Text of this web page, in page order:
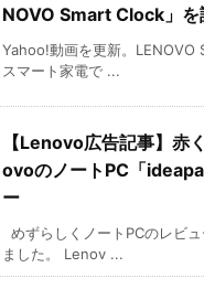
NOVO Smart Clock」を
Yahoo!動画を更新。LENOVO
スマート家電で ...
【Lenovo広告記事】赤
ovoのノートPC「
ー
めずらしくノートPCのレビ
ました。 Lenov ...